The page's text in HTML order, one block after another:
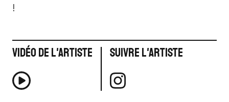
!
Vidéo de l'artiste Suivre l'artiste